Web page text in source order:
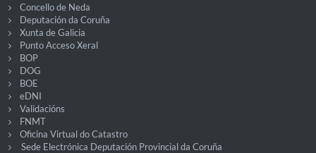
Concello de Neda
Deputación da Coruña
Xunta de Galicia
Punto Acceso Xeral
BOP
DOG
BOE
eDNI
Validacións
FNMT
Oficina Virtual do Catastro
Sede Electrónica Deputación Provincial da Coruña